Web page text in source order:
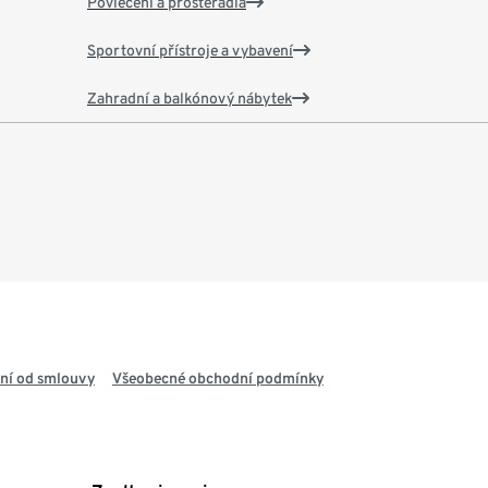
Sportovní přístroje a vybavení
Zahradní a balkónový nábytek
od smlouvy Všeobecné obchodní podmínky